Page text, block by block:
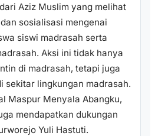
Aziz Muslim yang melihat
sosialisasi mengenai
siswi madrasah serta
Aksi ini tidak hanya
di madrasah, tetapi juga
sekitar lingkungan madrasah.
Maspur Menyala Abangku,
mendapatkan dukungan
Yuli Hastuti.